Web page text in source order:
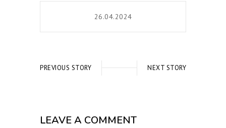
26.04.2024
PREVIOUS STORY NEXT STORY
LEAVE A COMMENT